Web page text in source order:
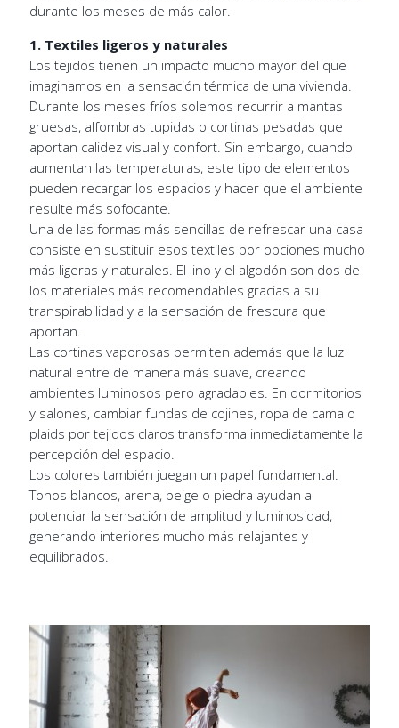
durante los meses de más calor.
1. Textiles ligeros y naturales
Los tejidos tienen un impacto mucho mayor del que
imaginamos en la sensación térmica de una vivienda.
Durante los meses fríos solemos recurrir a mantas
gruesas, alfombras tupidas o cortinas pesadas que
aportan calidez visual y confort. Sin embargo, cuando
aumentan las temperaturas, este tipo de elementos
pueden recargar los espacios y hacer que el ambiente
resulte más sofocante.
Una de las formas más sencillas de refrescar una casa
consiste en sustituir esos textiles por opciones mucho
más ligeras y naturales. El lino y el algodón son dos de
los materiales más recomendables gracias a su
transpirabilidad y a la sensación de frescura que
aportan.
Las cortinas vaporosas permiten además que la luz
natural entre de manera más suave, creando
ambientes luminosos pero agradables. En dormitorios
y salones, cambiar fundas de cojines, ropa de cama o
plaids por tejidos claros transforma inmediatamente la
percepción del espacio.
Los colores también juegan un papel fundamental.
Tonos blancos, arena, beige o piedra ayudan a
potenciar la sensación de amplitud y luminosidad,
generando interiores mucho más relajantes y
equilibrados.